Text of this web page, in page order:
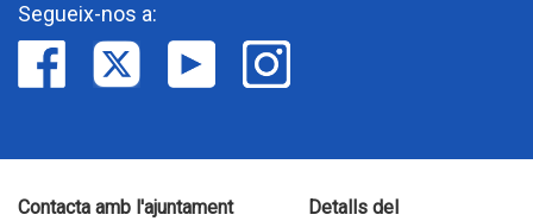
Segueix-nos a:
Contacta amb l'ajuntament
Detalls del